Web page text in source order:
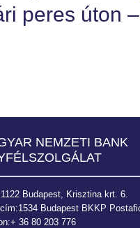
peres úton
NEMZETI BANK
Budapest, Krisztina krt. 6.
Budapest BKKP
36 80 203 776